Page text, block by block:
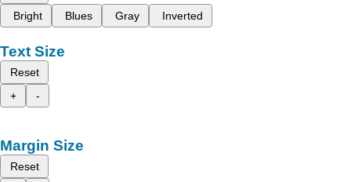
Bright
Blues Gray Inverted
Text Size
Reset
+
-
Margin Size
Reset